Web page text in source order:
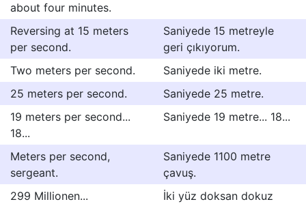
about four minutes.
Reversing at 15 meters
per second.
Saniyede 15 metreyle
geri çıkıyorum.
Two meters per second.
Saniyede iki metre.
25 meters per second.
Saniyede 25 metre.
19 meters per second...
18...
Saniyede 19 metre... 18...
Meters per second,
sergeant.
Saniyede 1100 metre
çavuş.
299 Millionen...
İki yüz doksan dokuz